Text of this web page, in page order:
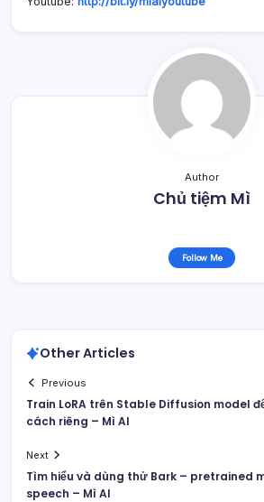
Author
Chủ tiệm Mì
Follow Me
Other Articles
Previous
Train LoRA trên Stable Diffusion model
cách riêng – Mì AI
Next
Tìm hiểu và dùng thử Bark – pretrained
speech – Mì AI